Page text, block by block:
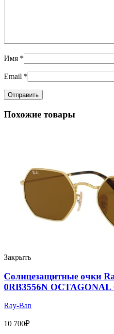
Имя *
Email *
Похожие товары
Закрыть
Солнцезащитные очки
0RB3556N OCTAGONAL
Ray-Ban
10 700₽